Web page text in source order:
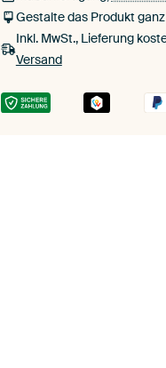
Gestalte das Produkt
Inkl. MwSt., Lieferung
Versand